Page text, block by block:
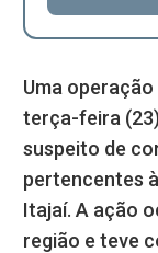
Uma
terça-feira
suspeito de
pertencentes
Itajaí. A ação
região e teve